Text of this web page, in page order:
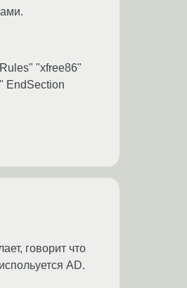
"xfree86"
EndSection
говорит что
AD.